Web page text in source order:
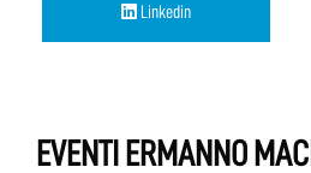
Linkedin
EVENTI ERMANNO MACI